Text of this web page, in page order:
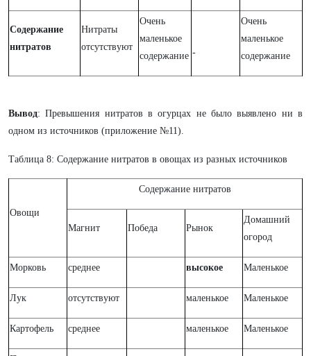
Содержание
нитратов
Нитраты
отсутствуют
Очень
маленькое
содержание -
Очень
маленькое
содержание
Вывод: Превышения нитратов в огурцах не было выявлено ни в
одном из источников (приложение №11).
Таблица 8: Содержание нитратов в овощах из разных источников
Овощи
Содержание нитратов
Магнит Победа Рынок
Домашний
огород
Морковь среднее высокое Маленькое
Лук отсутствуют маленькое Маленькое
Картофель среднее маленькое Маленькое